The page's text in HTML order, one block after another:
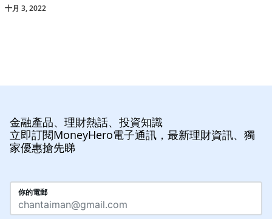
十月 3, 2022
金融產品、理財熱話、投資知識
立即訂閱MoneyHero電子通訊，最新理財資訊、獨
家優惠搶先睇